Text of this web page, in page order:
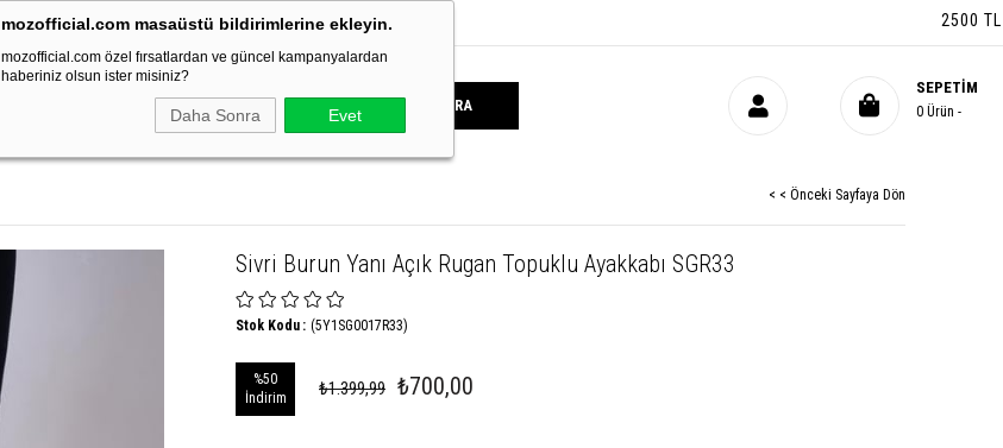
mozofficial.com masaüstü bildirimlerine ekleyin.
mozofficial.com özel fırsatlardan ve güncel kampanyalardan
haberiniz olsun ister misiniz?
Daha Sonra Evet
2500 TL
SEPETIM
0 Ürün
< < Önceki Sayfaya Dön
Sivri Burun Yanı Açık Rugan Topuklu Ayakkabı SGR33
(5Y1SG0017R33)
Stok Kodu
%50
İndirim
₺1.399,99 ₺700,00